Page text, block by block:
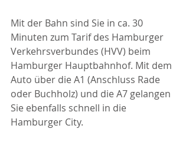
Mit der Bahn sind Sie in ca. 30
Minuten zum Tarif des Hamburger
Verkehrsverbundes (HVV) beim
Hamburger Hauptbahnhof. Mit dem
Auto über die A1 (Anschluss Rade
oder Buchholz) und die A7 gelangen
Sie ebenfalls schnell in die
Hamburger City.